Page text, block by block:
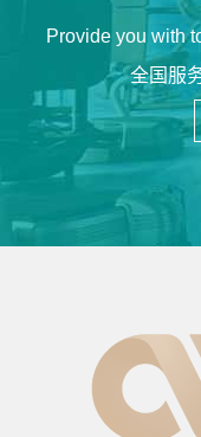
Provide you with
全国服